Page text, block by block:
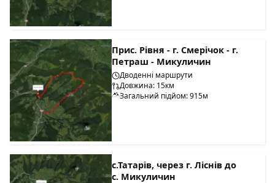
Прис. Рівня - г. Смерічок - г.
Петраш - Микуличин
Дводенні маршрути
Довжина: 15км
Загальний підйом: 915м
с.Татарів, через г. Ліснів до
с. Микуличин